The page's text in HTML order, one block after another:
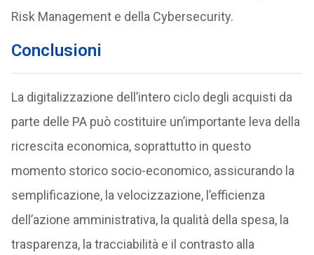
Risk Management e della Cybersecurity.
Conclusioni
La digitalizzazione dell’intero ciclo degli acquisti da
parte delle PA può costituire un’importante leva della
ricrescita economica, soprattutto in questo
momento storico socio-economico, assicurando la
semplificazione, la velocizzazione, l’efficienza
dell’azione amministrativa, la qualità della spesa, la
trasparenza, la tracciabilità e il contrasto alla